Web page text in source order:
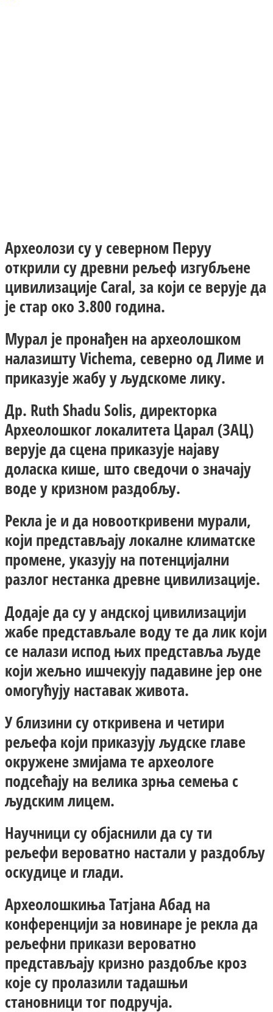
Археолози су у северном Перуу
открили су древни рељеф изгубљене
цивилизације Caral, за који се верује да
је стар око 3.800 година.
Мурал је пронађен на археолошком
налазишту Vichema, северно од Лиме и
приказује жабу у људскоме лику.
Др. Ruth Shadu Solis, директорка
Археолошког локалитета Царал (ЗАЦ)
верује да сцена приказује најаву
доласка кише, што сведочи о значају
воде у кризном раздобљу.
Рекла је и да новооткривени мурали,
који представљају локалне климатске
промене, указују на потенцијални
разлог нестанка древне цивилизације.
Додаје да су у андској цивилизацији
жабе представљале воду те да лик који
се налази испод њих представља људе
који жељно ишчекују падавине јер оне
омогућују наставак живота.
У близини су откривена и четири
рељефа који приказују људске главе
окружене змијама те археологе
подсећају на велика зрња семења с
људским лицем.
Научници су објаснили да су ти
рељефи вероватно настали у раздобљу
оскудице и глади.
Археолошкиња Татјана Абад на
конференцији за новинаре је рекла да
рељефни прикази вероватно
представљају кризно раздобље кроз
које су пролазили тадашњи
становници тог подручја.